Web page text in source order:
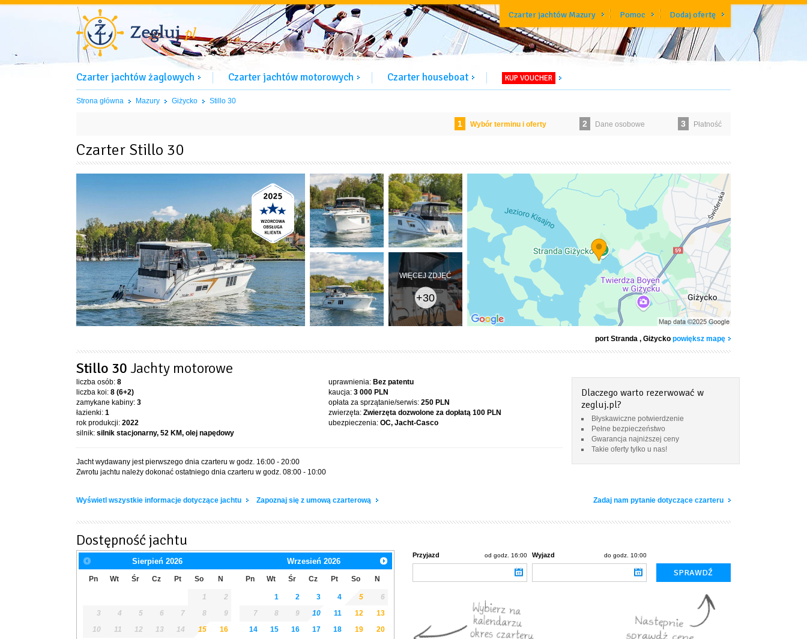
Czarter jachtów Mazury Pomoc Dodaj ofertę
Czarter jachtów żaglowych Czarter jachtów motorowych Czarter houseboat KUP VOUCHER
Strona główna Mazury Giżycko Stillo 30
1 Wybór terminu i oferty 2 Dane osobowe 3 Płatność
Czarter Stillo 30
WIĘCEJ ZDJĘĆ
+30
port Stranda , Giżycko powiększ mapę
Stillo 30 Jachty motorowe
liczba osób: 8
liczba koi: 8 (6+2)
zamykane kabiny: 3
łazienki: 1
rok produkcji: 2022
silnik: silnik stacjonarny, 52 KM, olej napędowy
uprawnienia: Bez patentu
kaucja: 3 000 PLN
opłata za sprzątanie/serwis: 250 PLN
zwierzęta: Zwierzęta dozwolone za dopłatą 100 PLN
ubezpieczenia: OC, Jacht-Casco
Jacht wydawany jest pierwszego dnia czarteru w godz. 16:00 - 20:00
Zwrotu jachtu należy dokonać ostatniego dnia czarteru w godz. 08:00 - 10:00
Dlaczego warto rezerwować w
zegluj.pl?
Błyskawiczne potwierdzenie
Pełne bezpieczeństwo
Gwarancja najniższej ceny
Takie oferty tylko u nas!
Wyświetl wszystkie informacje dotyczące jachtu Zapoznaj się z umową czarterową Zadaj nam pytanie dotyczące czarteru
Dostępność jachtu
Sierpień 2026
Pn Wt Śr Cz Pt So N
1
2
3
4 5 6 7 8
9
10
11 12 13 14 15
16
Wrzesień 2026
Pn Wt Śr Cz Pt So N
1 2 3 4 5
6
7
8 9 10 11 12
13
14
15 16 17 18 19
20
Przyjazd od godz. 16:00 Wyjazd do godz. 10:00